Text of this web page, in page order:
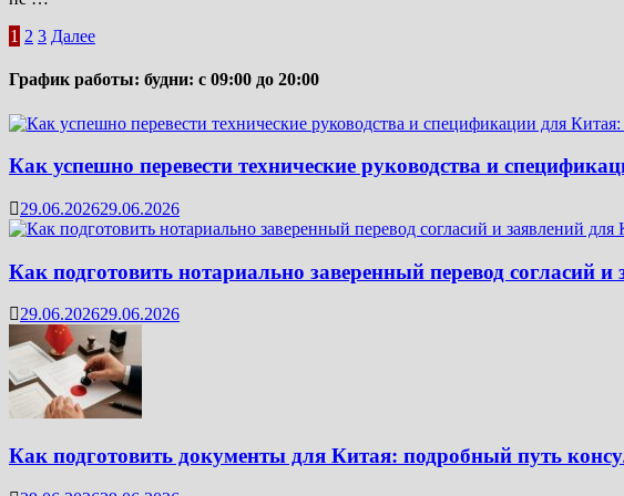
Пагинация
записей
1 2 3 Далее
График работы: будни: с 09:00 до 20:00
Как успешно перевести технические руководства и
29.06.202629.06.2026
Как подготовить нотариально заверенный перевод согласий
29.06.202629.06.2026
Как подготовить документы для Китая: подробный путь